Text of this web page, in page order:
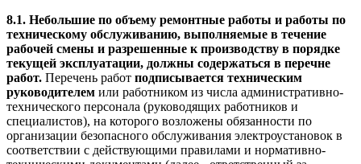
8.1. Небольшие по объему ремонтные работы и работы по
техническому обслуживанию, выполняемые в течение
рабочей смены и разрешенные к производству в порядке
текущей эксплуатации, должны содержаться в перечне
работ. Перечень работ подписывается техническим
руководителем или работником из числа административно-
технического персонала (руководящих работников и
специалистов), на которого возложены обязанности по
организации безопасного обслуживания электроустановок в
соответствии с действующими правилами и нормативно-